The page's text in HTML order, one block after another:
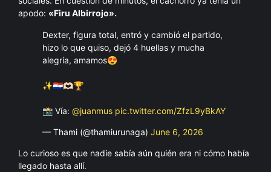
apodo: «Firu Albirrojo».
Dexter, figura total, entró y cambió el partido,
hizo lo que quiso, dejó 4 huellas y mucha
alegría, amamos😍
✨🇵🇾🫶🏻🏆
📸 Vía: @juanmus pic.twitter.com/ZfzL9yBkAY
— Thami (@thamiurunaga) June 6, 2026
Lo curioso es que nadie sabía aún quién era ni cómo había
llegado hasta allí.